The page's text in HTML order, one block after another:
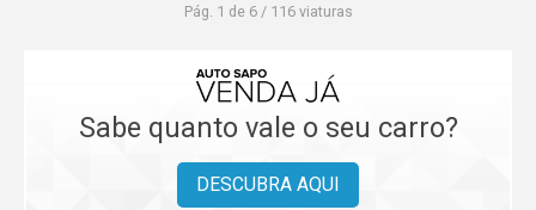
Pág. 1 de 6 / 116 viaturas
Sabe quanto vale o seu carro?
DESCUBRA AQUI